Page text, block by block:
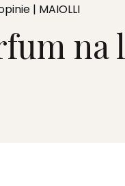
| MAIOLLI
na